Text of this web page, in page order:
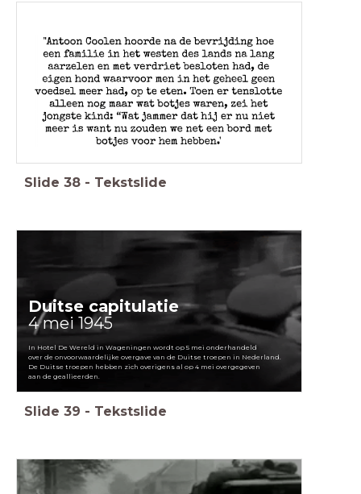
Slide 38 - Tekstslide
Duitse capitulatie
4 mei 1945
In Hotel De Wereld in Wageningen wordt op 5 mei onderhandeld
over de onvoorwaardelijke overgave van de Duitse troepen in Nederland.
De Duitse troepen hebben zich overigens al op 4 mei overgegeven
aan de geallieerden.
Slide 39 - Tekstslide